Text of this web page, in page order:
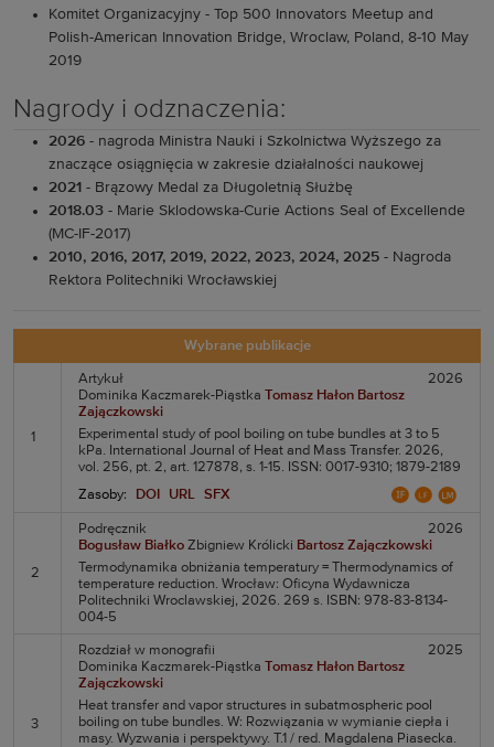
Komitet Organizacyjny - Top 500 Innovators Meetup and
Polish-American Innovation Bridge, Wroclaw, Poland, 8-10 May
2019
Nagrody i odznaczenia:
2026 - nagroda Ministra Nauki i Szkolnictwa Wyższego za
znaczące osiągnięcia w zakresie działalności naukowej
2021 - Brązowy Medal za Długoletnią Służbę
2018.03 - Marie Sklodowska-Curie Actions Seal of Excellende
(MC-IF-2017)
2010, 2016, 2017, 2019, 2022, 2023, 2024, 2025 - Nagroda
Rektora Politechniki Wrocławskiej
Wybrane publikacje
1
Artykuł
2026
Dominika Kaczmarek-Piąstka Tomasz Hałon Bartosz
Zajączkowski
Experimental study of pool boiling on tube bundles at 3 to 5
kPa. International Journal of Heat and Mass Transfer. 2026,
vol. 256, pt. 2, art. 127878, s. 1-15. ISSN: 0017-9310; 1879-2189
Zasoby:
DOI URL SFX
2
Podręcznik
2026
Bogusław Białko Zbigniew Królicki Bartosz Zajączkowski
Termodynamika obniżania temperatury = Thermodynamics of
temperature reduction. Wrocław: Oficyna Wydawnicza
Politechniki Wroclawskiej, 2026. 269 s. ISBN: 978-83-8134-
004-5
3
Rozdział w monografii
2025
Dominika Kaczmarek-Piąstka Tomasz Hałon Bartosz
Zajączkowski
Heat transfer and vapor structures in subatmospheric pool
boiling on tube bundles. W: Rozwiązania w wymianie ciepła i
masy. Wyzwania i perspektywy. T.1 / red. Magdalena Piasecka.